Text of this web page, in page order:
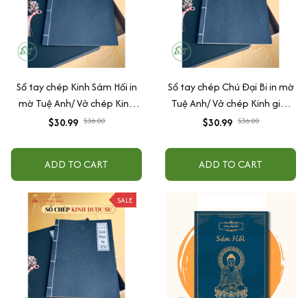
Sổ tay chép Kinh Sám Hối in
mờ Tuệ Anh/ Vở chép Kinh
giấy cổ (Tặng kèm Hộp đựng)
$30.99 $36.00
ADD TO CART
Sổ tay chép Chú Đại Bi in mờ
Tuệ Anh/ Vở chép Kinh giấy
cổ (Tặng kèm Hộp đựng Kinh)
$30.99 $36.00
ADD TO CART
SALE